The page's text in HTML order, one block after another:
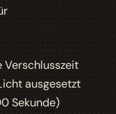
Verschlusszeit
ausgesetzt
Sekunde)